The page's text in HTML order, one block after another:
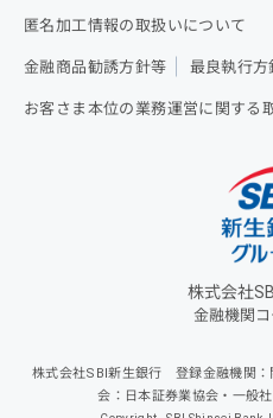
匿名加工情報の取扱いについて
金融商品勧誘方針等 最良執行方
お客さま本位の業務運営に関する
株式会社
金融機関
株式会社SBI新生銀行 登録金融機関
会：日本証券業協会・一般